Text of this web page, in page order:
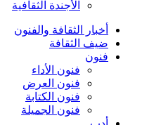
الأجندة الثقافية
أخبار الثقافة والفنون
ضيف الثقافة
فنون
فنون الأداء
فنون العرض
فنون الكتابة
فنون الجميلة